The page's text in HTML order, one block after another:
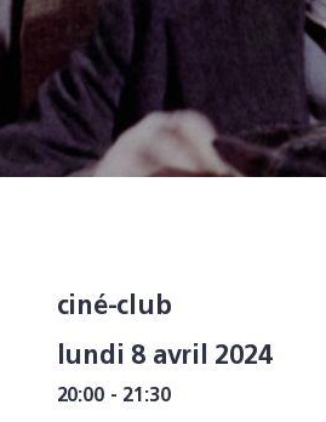
ciné-club
lundi 8 avril 2024
20:00 - 21:30